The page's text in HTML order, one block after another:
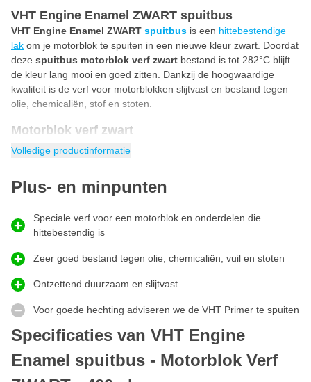
VHT Engine Enamel ZWART spuitbus
VHT Engine Enamel ZWART spuitbus is een hittebestendige
lak om je motorblok te spuiten in een nieuwe kleur zwart. Doordat
deze spuitbus motorblok verf zwart bestand is tot 282°C blijft
de kleur lang mooi en goed zitten. Dankzij de hoogwaardige
kwaliteit is de verf voor motorblokken slijtvast en bestand tegen
olie, chemicaliën, stof en stoten.
Motorblok verf zwart
Motorblok verf zwart
is speciaal voor iedereen die zelf
slijtvaste lak waardoor het motorblok lang mooi zwart van kleur
gebruiken ziet je auto of motor er nieuw en uniek uit!
De VHT Engine Enamelis een motorblok verf die je makkelijk kan
motorblok lak zwart op de juiste manier voor het gewenste effect.
Verwijder eventueel loszittende verf en roest. Maak het
Spuit de ondergrond in de primer. Gebruik hiervoor de VHT
SP148 Primer spuitbus.
Schud de spuitbus VHT Engine Enamel goed voor gebruik.
Volledige productinformatie
Plus- en minpunten
Speciale verf voor een motorblok en onderdelen die
hittebestendig is
Zeer goed bestand tegen olie, chemicaliën, vuil en stoten
Ontzettend duurzaam en slijtvast
Voor goede hechting adviseren we de VHT Primer te spuiten
Specificaties van VHT Engine
Enamel spuitbus - Motorblok Verf